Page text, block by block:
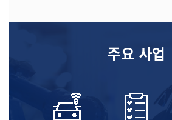
주요 사업